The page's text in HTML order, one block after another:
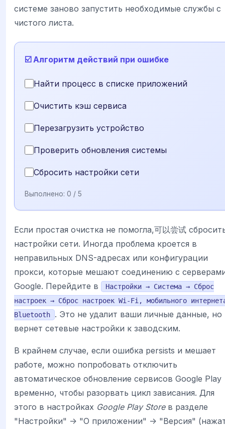
системе заново запустить необходимые службы с
чистого листа.
☑️ Алгоритм действий при ошибке
Найти процесс в списке приложений
Очистить кэш сервиса
Перезагрузить устройство
Проверить обновления системы
Сбросить настройки сети
Выполнено: 0 / 5
Если простая очистка не помогла,可以尝试
настройки сети. Иногда проблема кроется в
неправильных DNS-адресах или конфигурации
прокси, которые мешают соединению с
Google. Перейдите в
Настройки → Система → Сброс
настроек → Сброс настроек Wi-Fi, мобильного
Bluetooth
. Это не удалит ваши личные данные, но
вернет сетевые настройки к заводским.
В крайнем случае, если ошибка persists и мешает
работе, можно попробовать отключить
автоматическое обновление сервисов Google Play
временно, чтобы разорвать цикл зависания. Для
этого в настройках Google Play Storeв разделе
"Настройки" -> "О приложении" -> "Версия"